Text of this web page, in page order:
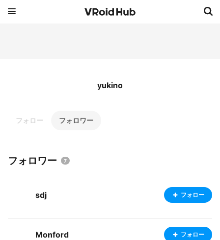
yukino
フォロー フォロワー
フォロワー 7
sdj フォロー
Monford フォロー